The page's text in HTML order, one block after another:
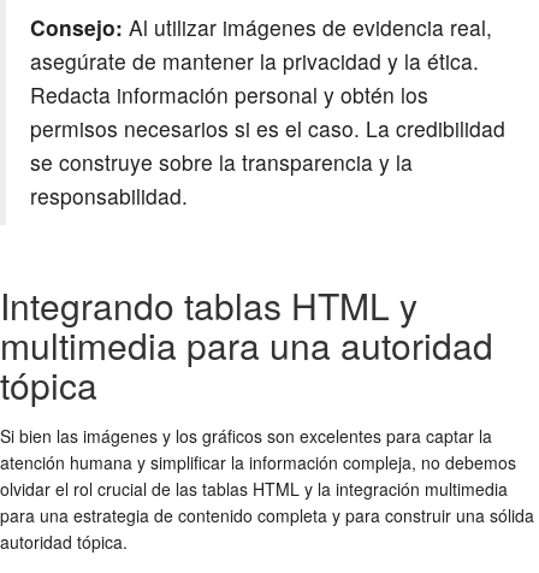
Consejo: Al utilizar imágenes de evidencia real,
asegúrate de mantener la privacidad y la ética.
Redacta información personal y obtén los
permisos necesarios si es el caso. La credibilidad
se construye sobre la transparencia y la
responsabilidad.
Integrando tablas HTML y
multimedia para una autoridad
tópica
Si bien las imágenes y los gráficos son excelentes para captar la
atención humana y simplificar la información compleja, no debemos
olvidar el rol crucial de las tablas HTML y la integración multimedia
para una estrategia de contenido completa y para construir una sólida
autoridad tópica.